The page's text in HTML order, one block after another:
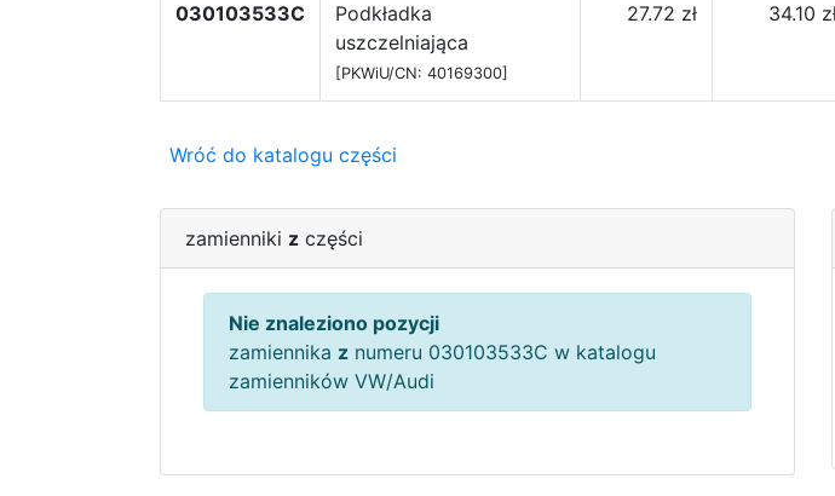
030103533C
Podkładka
uszczelniająca
[PKWiU/CN: 40169300]
27.72 zł 34.10
Wróć do katalogu części
zamienniki z części
Nie znaleziono pozycji
zamiennika z numeru 030103533C w katalogu
zamienników VW/Audi